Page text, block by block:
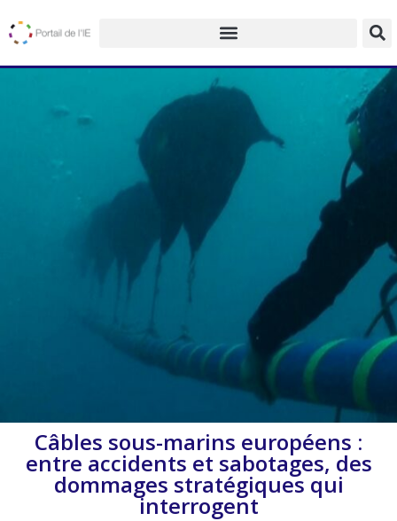
Câbles sous-marins européens :
entre accidents et sabotages, des
dommages stratégiques qui
interrogent